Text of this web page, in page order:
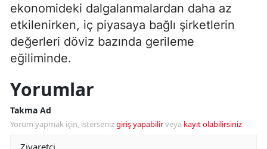
ekonomideki dalgalanmalardan daha az
etkilenirken, iç piyasaya bağlı şirketlerin
değerleri döviz bazında gerileme
eğiliminde.
Yorumlar
Takma Ad
Yorum yapmak için, istersenizgiriş yapabilirveya kayıt olabilirsiniz.